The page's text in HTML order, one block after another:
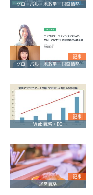
グローバル・地政学・国際情勢
記事
グローバル・地政学・国際情勢
記事
Web戦略・EC
記事
経営戦略